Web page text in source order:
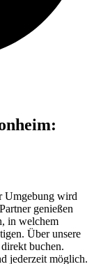
Umgebung wird
genießen
in welchem
Über unsere
buchen.
jederzeit möglich.